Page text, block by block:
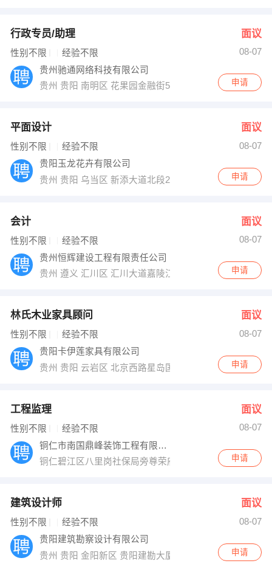
跟单
其他职位
行政专员/助理 面议
性别不限 经验不限
08-07
贵州驰通网络科技有限公司
贵州 贵阳 南明区 花果园金融街5号27楼
申请
平面设计 面议
性别不限 经验不限
08-07
贵阳玉龙花卉有限公司
贵州 贵阳 乌当区 新添大道北段2号
申请
会计 面议
性别不限 经验不限
08-07
贵州恒辉建设工程有限责任公司
贵州 遵义 汇川区 汇川大道嘉陵江路代家坝小区1栋2层
申请
林氏木业家具顾问 面议
性别不限 经验不限
08-07
贵阳卡伊莲家具有限公司
贵州 贵阳 云岩区 北京西路星岛国际广场3号楼林氏木业
申请
工程监理 面议
性别不限 经验不限
08-07
铜仁市南国鼎峰装饰工程有限公司
铜仁碧江区八里岗社保局旁尊荣府邸临街二楼
申请
建筑设计师 面议
性别不限 经验不限
08-07
贵阳建筑勘察设计有限公司
贵州 贵阳 金阳新区 贵阳建勘大厦
申请